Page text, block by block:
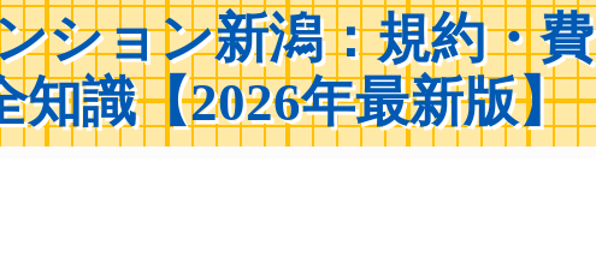
ション新潟：規約・費
知識【2026年最新版】